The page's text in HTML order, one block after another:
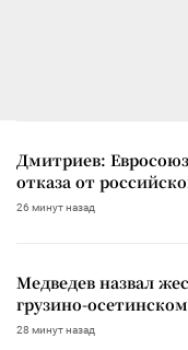
Дмитриев:
отказа от
26 минут назад
Медведев назвал
грузино-
28 минут назад